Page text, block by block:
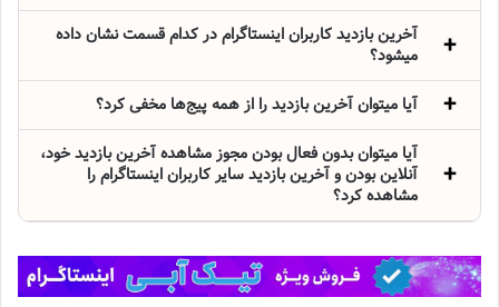
آخرین بازدید کاربران اینستاگرام در کدام قسمت نشان داده
میشود؟
آیا میتوان آخرین بازدید را از همه پیج‌ها مخفی کرد؟
آیا میتوان بدون فعال بودن مجوز مشاهده آخرین بازدید خود،
آنلاین بودن و آخرین بازدید سایر کاربران اینستاگرام را
مشاهده کرد؟